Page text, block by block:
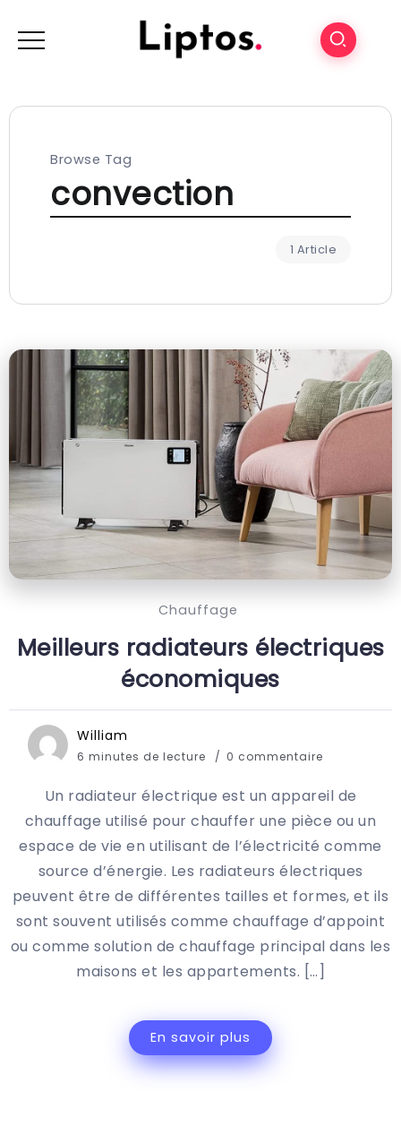
Browse Tag
convection
1 Article
Chauffage
Meilleurs radiateurs électriques
économiques
William
6 minutes de lecture 0 commentaire
Un radiateur électrique est un appareil de
chauffage utilisé pour chauffer une pièce ou un
espace de vie en utilisant de l’électricité comme
source d’énergie. Les radiateurs électriques
peuvent être de différentes tailles et formes, et ils
sont souvent utilisés comme chauffage d’appoint
ou comme solution de chauffage principal dans les
maisons et les appartements. […]
En savoir plus